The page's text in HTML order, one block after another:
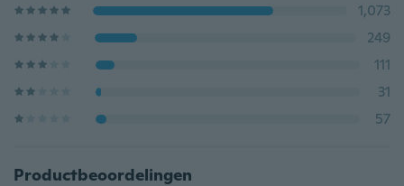
1,073
249
111
31
57
Productbeoordelingen